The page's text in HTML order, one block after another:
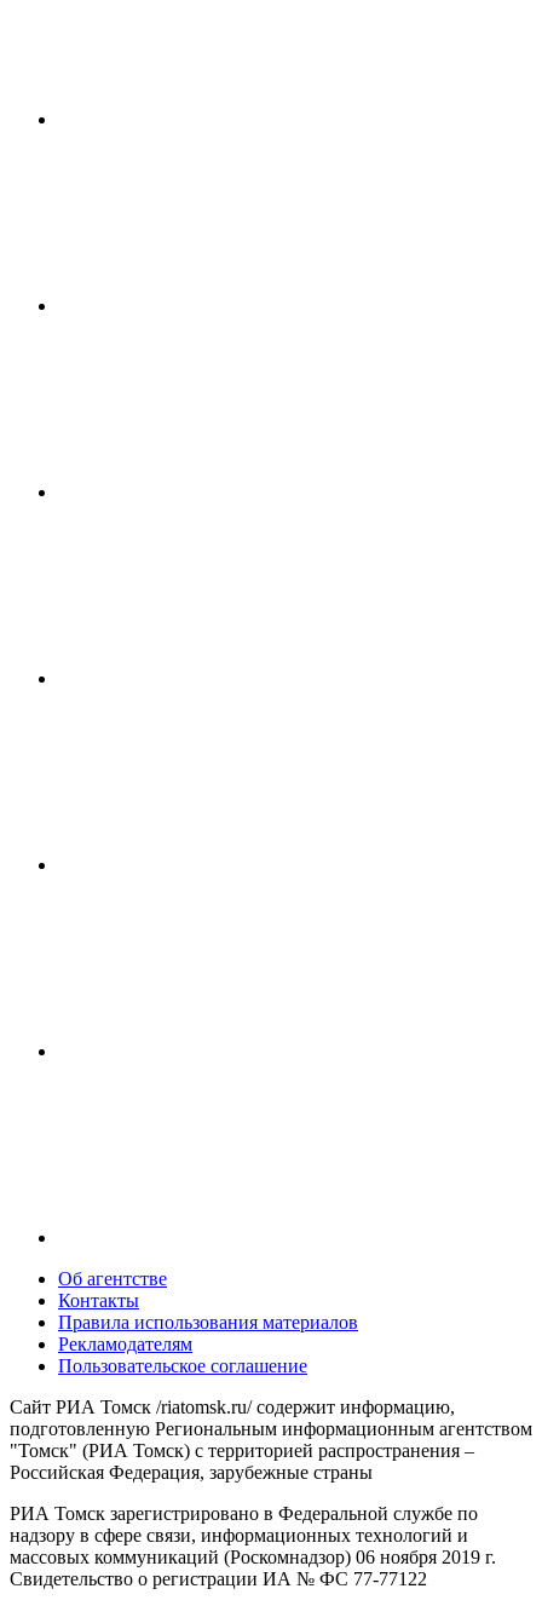
Об агентстве
Контакты
Правила использования материалов
Рекламодателям
Пользовательское соглашение
Сайт РИА Томск /riatomsk.ru/ содержит информацию,
подготовленную Региональным информационным агентством
"Томск" (РИА Томск) с территорией распространения –
Российская Федерация, зарубежные страны
РИА Томск зарегистрировано в Федеральной службе по
надзору в сфере связи, информационных технологий и
массовых коммуникаций (Роскомнадзор) 06 ноября 2019 г.
Свидетельство о регистрации ИА № ФС 77-77122